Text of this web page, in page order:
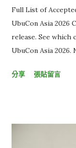
播約延遲 5 到 10 秒
OTT 平台，延遲大多
秒的「超低延遲」
離，這也讓現有直播
所需流程多到難以想
Full List of
UbuCon Asia 2026
release. See which
UbuCon Asia
HackMD 03 Cloud
分享 張貼留言